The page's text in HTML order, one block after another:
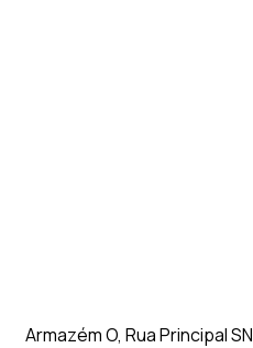
Armazém O, Rua Principal SN